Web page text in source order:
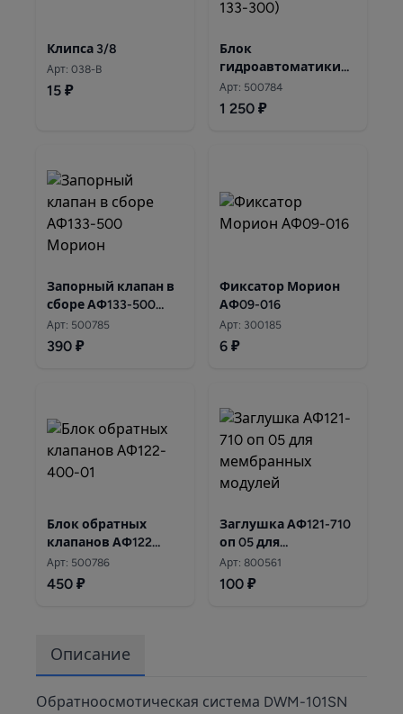
Клипса 3/8
Арт: 038-B
15 ₽
Блок
гидроавтоматики
АФ133-300 Морион
Арт: 500784
1 250 ₽
Запорный клапан в
сборе АФ133-500
Морион
Арт: 500785
390 ₽
Фиксатор Морион
АФ09-016
Арт: 300185
6 ₽
Блок обратных
клапанов АФ122
-400-01 Морион 101S
Арт: 500786
450 ₽
Заглушка АФ121-710
оп 05 для
мембранных
модулей
Арт: 800561
100 ₽
Описание
Обратноосмотическая система DWM-101SN